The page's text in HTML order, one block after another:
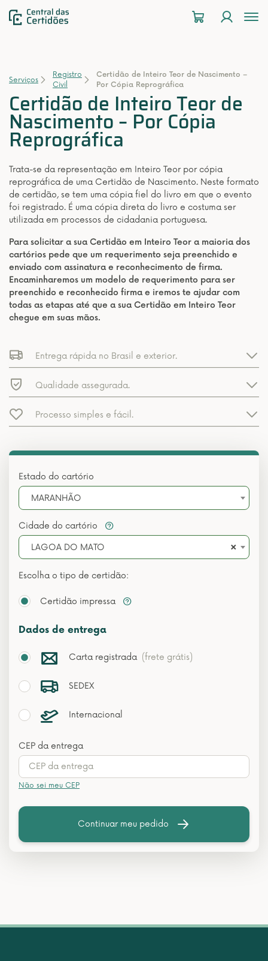
Serviços
Registro
Civil
Certidão de Inteiro Teor de Nascimento –
Por Cópia Reprográfica
Certidão de Inteiro Teor de
Nascimento – Por Cópia
Reprográfica
Trata-se da representação em Inteiro Teor por cópia
reprográfica de uma Certidão de Nascimento. Neste formato
de certidão, se tem uma cópia fiel do livro em que o evento
foi registrado. É uma cópia direta do livro e costuma ser
utilizada em processos de cidadania portuguesa.
Para solicitar a sua Certidão em Inteiro Teor a maioria dos
cartórios pede que um requerimento seja preenchido e
enviado com assinatura e reconhecimento de firma.
Encaminharemos um modelo de requerimento para ser
preenchido e reconhecido firma e iremos te ajudar com
todas as etapas até que a sua Certidão em Inteiro Teor
chegue em suas mãos.
Entrega rápida no Brasil e exterior.
Qualidade assegurada.
Processo simples e fácil.
Estado do cartório
MARANHÃO
Cidade do cartório
×
LAGOA DO MATO
Escolha o tipo de certidão:
Certidão impressa
Dados de entrega
Carta registrada (frete grátis)
SEDEX
Internacional
CEP da entrega
Não sei meu CEP
Continuar meu pedido